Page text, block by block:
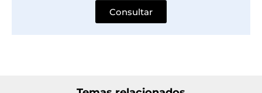
Consultar